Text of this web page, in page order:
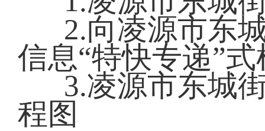
2.向凌源市东
信息“特快专递”式
3.凌源市东城
程图